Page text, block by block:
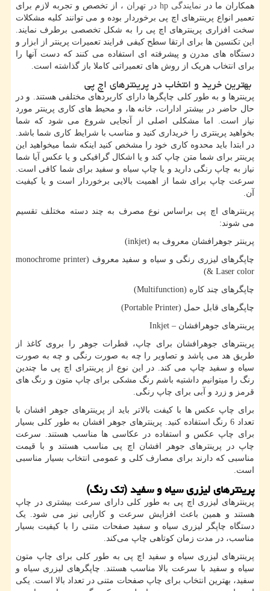
همکاران ما در نمایندگی hp در تهران ، از تخصص و تجربه لازم برای
تعمیر انواع پرینترهای اچ پی برخوردار بوده و می توانند کلیه مشکلات
سخت افزاری پرینترهای اچ پی را به شکل تخصصی برطرف نمایند.
این تکنسین ها برای ارتقا سطح کیفی فرایند تعمیرات پرینتر از ابزار و
دستگاه های مدرن و پیشرفته ای استفاده می کنند که دست آنها را
برای انتخاب هریک از روش های تعمیراتی کاملا باز گذاشته است.
بهترین خرید و انتخاب در پرینترهای اچ پی
پرینترها و به طور کلی چاپگرها دارای کاربردهای مختلفی هستند. و در
حال حاضر در بیشتر ادارات، خانه ها، و محیط های کاری پرینتر مورد
نیاز است. اما مشکلی اصلی از آنجایی شروع می شود که شما
بخواهید پرینتری را خریداری کنید و مناسب با شرایط کاری شما باشد.
در ابتدا باید محدوه کاری خود را مشخص کنید اینکه شما میخواهید این
پرینتر برای شما متن چاپ کند و یا اشکال گرافیکی و یا عکس آیا شما
نیاز به چاپ رنگی دارید و یا چاپ سیاه و سفید برای شما کافی است.
سرعت چاپ برای شما از اهمیت بالایی برخوردار است و یا کیفیت
آن.
پرینترهای اچ پی براساس نوع مصرف به چند دسته مختلف تقسیم
می شوند:
پرینتر جوهرافشان معروف به (inkjet
)
چاپگرهای لیزری رنگی و سیاه و سفید معروف (monochrome printer
& Laser color
)
چاپگرهای چند کاره (Multifunction
)
چاپگرهای قابل حمل (Portable Printer
)
پرینترهای جوهرافشان – Inkjet
پرینترهای جوهرافشان برای چاپ، قطرات جوهر را بروی کاغذ از
طریق هد می پاشد و تصاویر را چه به صورت رنگی و چه به صورت
سیاه و سفید چاپ می کند. در این نوع از پرینترای اچ پی ما چندین
رنگ را میتوانیم داشتیه باشم رنگ مشکی برای چاپ متون و رنگ های
قرمز و زرد و آبی برای چاپ رنگی.
برای چاپ عکس ها با کیفت بالاتر باید از پرینترهای جوهر افشان با
تعداد 6 رنگ استفاده کنید. پرینترهای جوهر افشان به طور کلی بسیار
برای چاپ عکس و استفاده در عکاسی ها مناسب هستند. سرعت
چاپ در پرینترهای جوهر افشان اچ پی مناسب هستند و با قیمت
مناسبی که دارند برای مصارف کلی و عمومی انتخاب بسیار مناسبی
است.
پرینترهای لیزری سیاه و سفید (تک رنگ)
پرینترهای لیزری اچ پی به طور کلی دارای سرعت بیشتری در چاپ
هستند و همین باعث افزایش سرعت و کارایی نیز می شود. یک
دستگاه چاپگر لیزری سیاه و سفید صفحات متنی را با کیفیت بسیار
مناسب، در مدت زمان کوتاهی چاپ می‌کند.
پرینترهای لیزری سیاه و سفید اچ پی به طور کلی برای چاپ متون
سیاه و سفید با سرعت بالا مناسب هستند. چاپگرهای لیزری سیاه و
سفید، بهترین انتخاب برای چاپ صفحات متنی در تعداد بالا است. یکی